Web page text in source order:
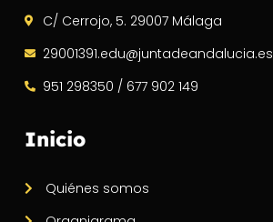
C/ Cerrojo, 5. 29007 Málaga
29001391.edu@juntadeandalucia.es
951 298350 / 677 902 149
Inicio
Quiénes somos